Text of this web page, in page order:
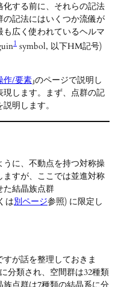
する前に、それらの記法
記法にはいくつか流儀が
広く使われているヘルマ
1 symbol, 以下HM記号)
作/要素」のページで説明し
します。まず、点群の記
明します。
うに、不動点を持つ対称操
すが、ここでは並進対称
た結晶族点群
は別ページ参照) に限定し
が話を整理しておきま
分類され、空間群は32種類
点群は7種類の結晶系に分